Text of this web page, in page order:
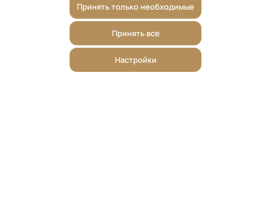
Принять только необходимые
Принять все
Настройки